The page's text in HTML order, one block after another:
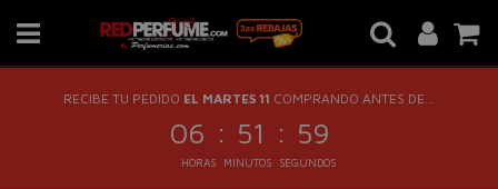
RECIBE TU PEDIDO EL MARTES 11 COMPRANDO ANTES DE...
06 : 51 : 58
HORAS MINUTOS SEGUNDOS